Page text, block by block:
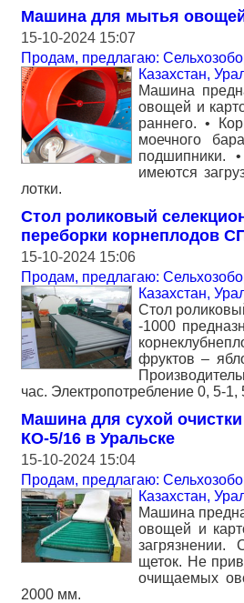
Машина для мытья
15-10-2024 15:07
Продам, предлагаю:
Казахстан,
Машина
овощей и
раннего. •
моечного
подшипники.
имеются
лотки.
Стол роликовый
переборки корнеплодов
15-10-2024 15:06
Продам, предлагаю:
Казахстан,
Стол
-1000
фруктов –
час. Электропотребление 0, 5-1,
Машина для сухой
КО-5/16 в Уральске
15-10-2024 15:04
Продам, предлагаю:
Казахстан,
Машина
овощей и
загрязнении.
щеток. Не
очищаемых
2000 мм.